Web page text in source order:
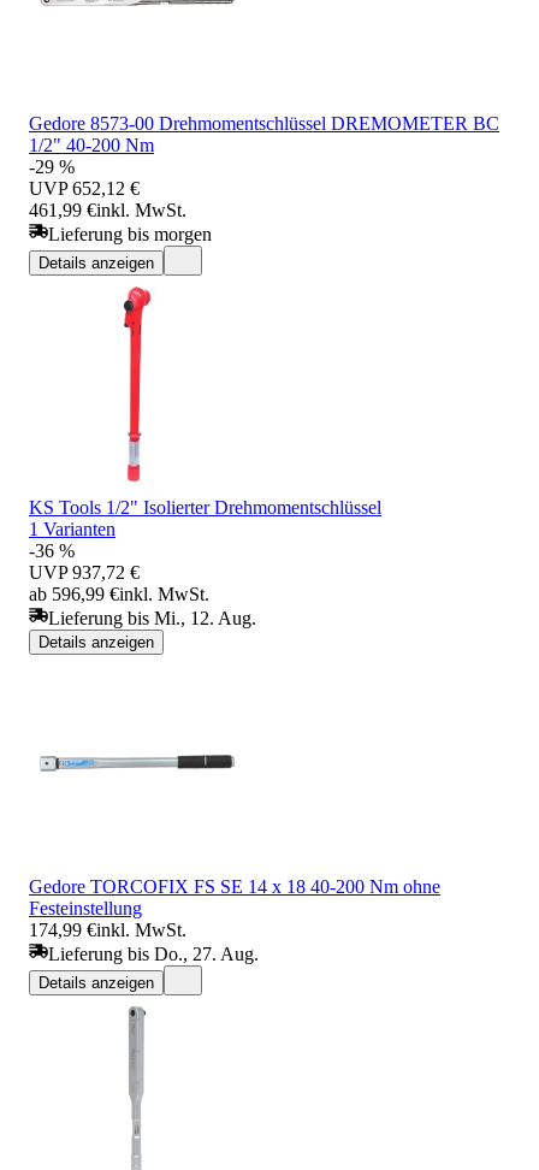
Gedore 8573-00 Drehmomentschlüssel DREMOMETER BC
1/2" 40-200 Nm
-29 %
UVP 652,12 €
461,99 €inkl. MwSt.
Lieferung bis morgen
Details anzeigen
KS Tools 1/2" Isolierter Drehmomentschlüssel
1 Varianten
-36 %
UVP 937,72 €
ab 596,99 €inkl. MwSt.
Lieferung bis Mi., 12. Aug.
Details anzeigen
Gedore TORCOFIX FS SE 14 x 18 40-200 Nm ohne
Festeinstellung
174,99 €inkl. MwSt.
Lieferung bis Do., 27. Aug.
Details anzeigen